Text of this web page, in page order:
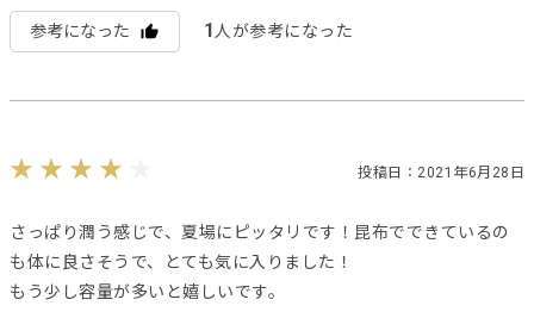
参考になった 1 人が参考になった
投稿日：2021年6月28日
さっぱり潤う感じで、夏場にピッタリです！昆布でできているの
も体に良さそうで、とても気に入りました！
もう少し容量が多いと嬉しいです。